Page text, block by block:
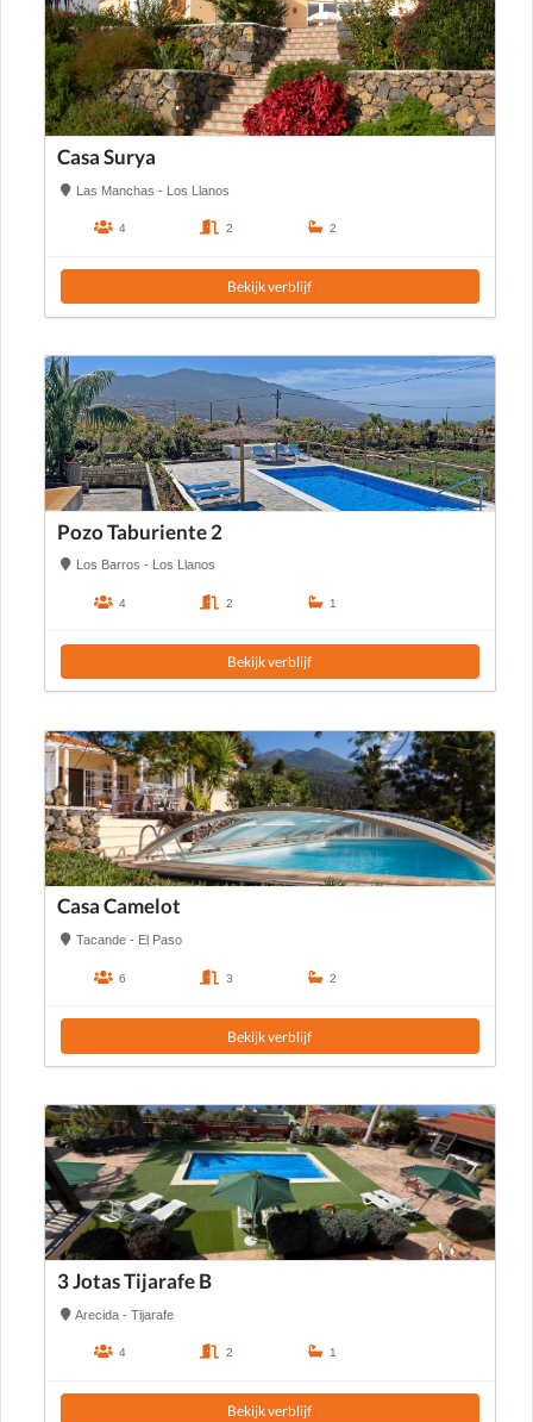
Casa Surya
Las Manchas - Los Llanos
4 2 2
Bekijk verblijf
Pozo Taburiente 2
Los Barros - Los Llanos
4 2 1
Bekijk verblijf
Casa Camelot
Tacande - El Paso
6 3 2
Bekijk verblijf
3 Jotas Tijarafe B
Arecida - Tijarafe
4 2 1
Bekijk verblijf